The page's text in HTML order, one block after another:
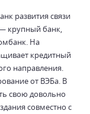
развития связи
крупный банк,
На
кредитный
направления.
от ВЭБа. В
свою довольно
совместно с